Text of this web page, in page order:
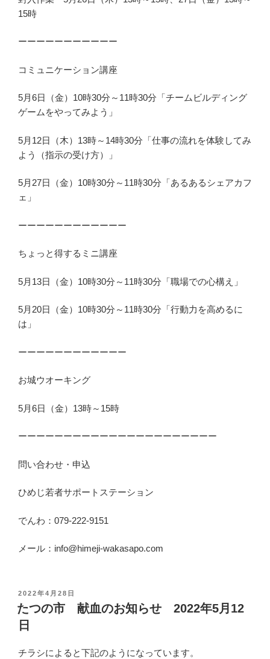
15時
ーーーーーーーーーーー
コミュニケーション講座
5月6日（金）10時30分～11時30分「チームビルディング
ゲームをやってみよう」
5月12日（木）13時～14時30分「仕事の流れを体験してみ
よう（指示の受け方）」
5月27日（金）10時30分～11時30分「あるあるシェアカフ
ェ」
ーーーーーーーーーーーー
ちょっと得するミニ講座
5月13日（金）10時30分～11時30分「職場での心構え」
5月20日（金）10時30分～11時30分「行動力を高めるに
は」
ーーーーーーーーーーーー
お城ウオーキング
5月6日（金）13時～15時
ーーーーーーーーーーーーーーーーーーーーーー
問い合わせ・申込
ひめじ若者サポートステーション
でんわ：079-222-9151
メール：info@himeji-wakasapo.com
投
稿
日
2022年4月28日
たつの市 献血のお知らせ 2022年5月12
日
チラシによると下記のようになっています。